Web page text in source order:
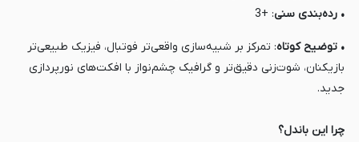
• رده‌بندی سنی: +3
• توضیح کوتاه: تمرکز بر شبیه‌سازی واقعی‌تر فوتبال، فیزیک طبیعی‌تر
بازیکنان، شوت‌زنی دقیق‌تر و گرافیک چشم‌نواز با افکت‌های نورپردازی
جدید.
چرا این باندل؟